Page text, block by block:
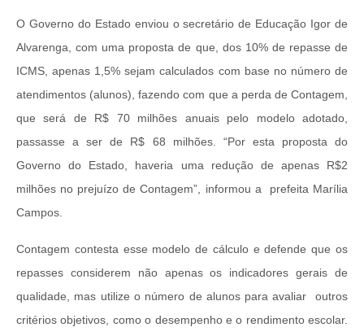
O Governo do Estado enviou o secretário de Educação Igor de
Alvarenga, com uma proposta de que, dos 10% de repasse de
ICMS, apenas 1,5% sejam calculados com base no número de
atendimentos (alunos), fazendo com que a perda de Contagem,
que será de R$ 70 milhões anuais pelo modelo adotado,
passasse a ser de R$ 68 milhões. “Por esta proposta do
Governo do Estado, haveria uma redução de apenas R$2
milhões no prejuízo de Contagem”, informou a prefeita Marília
Campos.
Contagem contesta esse modelo de cálculo e defende que os
repasses considerem não apenas os indicadores gerais de
qualidade, mas utilize o número de alunos para avaliar outros
critérios objetivos, como o desempenho e o rendimento escolar.